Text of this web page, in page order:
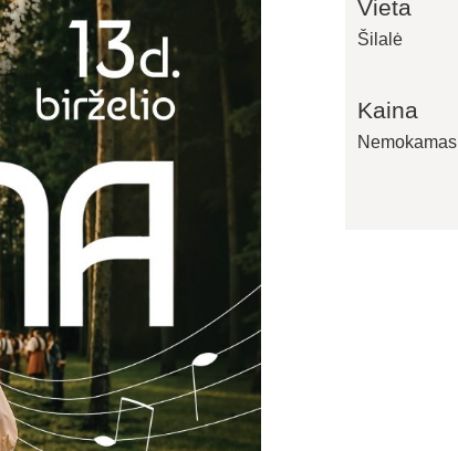
Vieta
Šilalė
Kaina
Nemokamas